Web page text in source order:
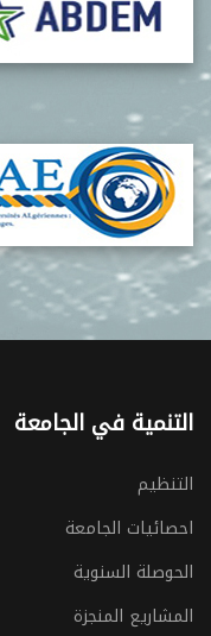
التنمية في الجامعة
التنظيم
احصائيات الجامعة
الحوصلة السنوية
المشاريع المنجزة